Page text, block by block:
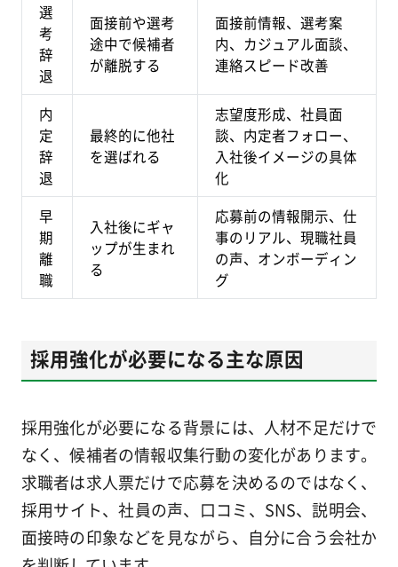
選
考
辞
退
面接前や選考
途中で候補者
が離脱する
面接前情報、選考案
内、カジュアル面談、
連絡スピード改善
内
定
辞
退
最終的に他社
を選ばれる
志望度形成、社員面
談、内定者フォロー、
入社後イメージの具体
化
早
期
離
職
入社後にギャ
ップが生まれ
る
応募前の情報開示、仕
事のリアル、現職社員
の声、オンボーディン
グ
採用強化が必要になる主な原因
採用強化が必要になる背景には、人材不足だけで
なく、候補者の情報収集行動の変化があります。
求職者は求人票だけで応募を決めるのではなく、
採用サイト、社員の声、口コミ、SNS、説明会、
面接時の印象などを見ながら、自分に合う会社か